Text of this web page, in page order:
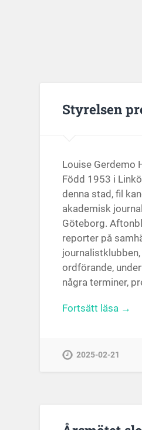
Styrelsen
Louise Gerdemo
Född 1953 i
denna stad, fil
akademisk
Göteborg.
reporter på
ordförande,
några terminer,
Fortsätt läsa →
2025-02-21